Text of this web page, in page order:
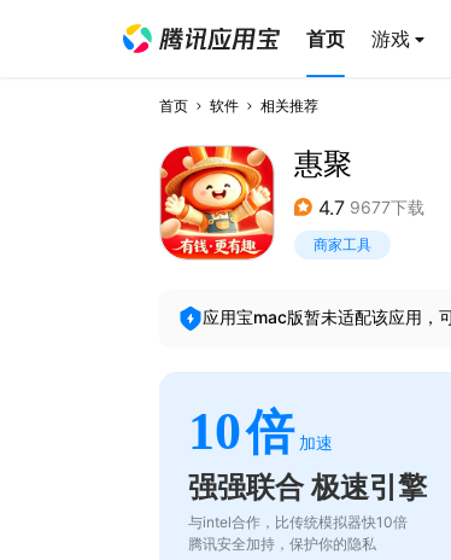
首页 游戏
首页 软件 相关推荐
惠聚
4.7 9677下载
商家工具
应用宝mac版暂未适配该应用，
10倍 加速
强强联合 极速引擎
与intel合作，比传统模拟器快10倍
腾讯安全加持，保护你的隐私